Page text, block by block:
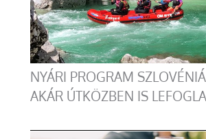
NYÁRI PROGRAM
AKÁR ÚTKÖZBEN IS